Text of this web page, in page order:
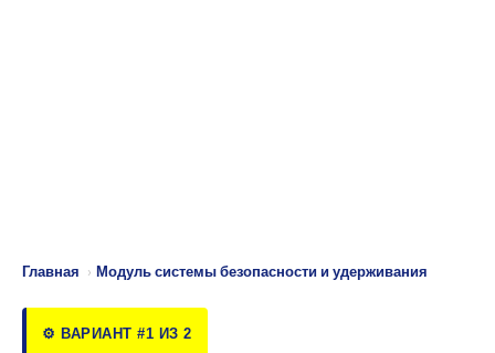
Главная › Модуль системы безопасности и удерживания
⚙️ ВАРИАНТ #1 ИЗ 2